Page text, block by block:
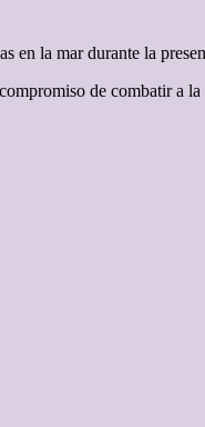
en la mar durante la
de combatir a